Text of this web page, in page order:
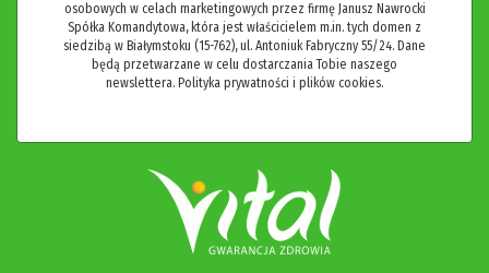
osobowych w celach marketingowych przez firmę Janusz Nawrocki
Spółka Komandytowa, która jest właścicielem m.in. tych domen z
siedzibą w Białymstoku (15-762), ul. Antoniuk Fabryczny 55/24. Dane
będą przetwarzane w celu dostarczania Tobie naszego
newslettera. Polityka prywatności i plików cookies.